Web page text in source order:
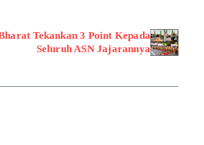
Tekankan 3 Point Kepada
Seluruh ASN Jajarannya